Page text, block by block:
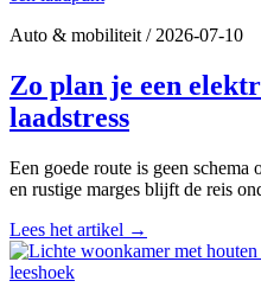
Auto & mobiliteit /2026-07-10
Zo plan je een
laadstress
Een goede route is geen
en rustige marges blijft de reis
Lees het artikel →